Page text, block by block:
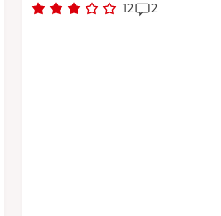
Betyg 3 av 5.
12
12 personer har röstatReceptet har
2